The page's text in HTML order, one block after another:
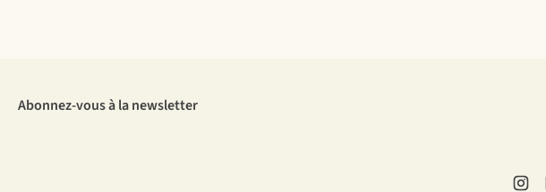
Abonnez-vous à la newsletter